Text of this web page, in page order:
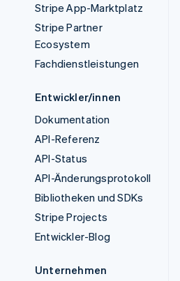
Stripe App-Marktplatz
Stripe Partner
Ecosystem
Fachdienstleistungen
Entwickler/innen
Dokumentation
API-Referenz
API-Status
API-Änderungsprotokoll
Bibliotheken und SDKs
Stripe Projects
Entwickler-Blog
Unternehmen